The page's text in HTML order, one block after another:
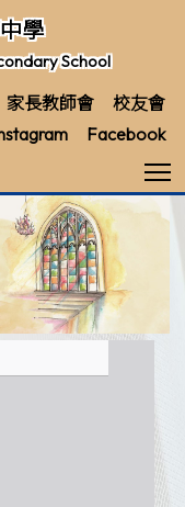
學
School
家長教師會
校友會
Facebook